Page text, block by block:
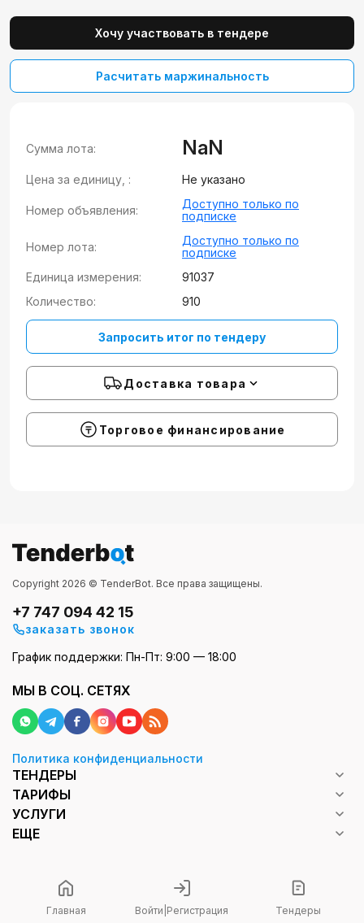
Главная Войти Регистрация Тендеры
Хочу участвовать в тендере
Расчитать маржинальность
Сумма лота: NaN
Цена за единицу, : Не указано
Номер объявления:
Доступно только по
подписке
Номер лота:
Доступно только по
подписке
Единица измерения:
91037
Количество:
910
Запросить итог по тендеру
Доставка товара
Торговое финансирование
Copyright 2026 © TenderBot. Все права защищены.
+7 747 094 42 15
заказать звонок
График поддержки: Пн-Пт: 9:00 — 18:00
МЫ В СОЦ. СЕТЯХ
Политика конфиденциальности
ТЕНДЕРЫ
ТАРИФЫ
УСЛУГИ
ЕЩЕ